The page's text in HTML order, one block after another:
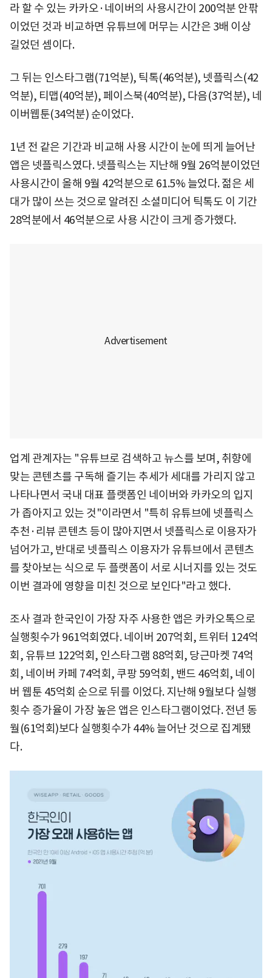
라 할 수 있는 카카오·네이버의 사용시간이 200억분 안팎
이었던 것과 비교하면 유튜브에 머무는 시간은 3배 이상
길었던 셈이다.
그 뒤는 인스타그램(71억분), 틱톡(46억분), 넷플릭스(42
억분), 티맵(40억분), 페이스북(40억분), 다음(37억분), 네
이버웹툰(34억분) 순이었다.
1년 전 같은 기간과 비교해 사용 시간이 눈에 띄게 늘어난
앱은 넷플릭스였다. 넷플릭스는 지난해 9월 26억분이었던
사용시간이 올해 9월 42억분으로 61.5% 늘었다. 젊은 세
대가 많이 쓰는 것으로 알려진 소셜미디어 틱톡도 이 기간
28억분에서 46억분으로 사용 시간이 크게 증가했다.
업계 관계자는 "유튜브로 검색하고 뉴스를 보며, 취향에
맞는 콘텐츠를 구독해 즐기는 추세가 세대를 가리지 않고
나타나면서 국내 대표 플랫폼인 네이버와 카카오의 입지
가 좁아지고 있는 것"이라면서 "특히 유튜브에 넷플릭스
추천·리뷰 콘텐츠 등이 많아지면서 넷플릭스로 이용자가
넘어가고, 반대로 넷플릭스 이용자가 유튜브에서 콘텐츠
를 찾아보는 식으로 두 플랫폼이 서로 시너지를 있는 것도
이번 결과에 영향을 미친 것으로 보인다"라고 했다.
조사 결과 한국인이 가장 자주 사용한 앱은 카카오톡으로
실행횟수가 961억회였다. 네이버 207억회, 트위터 124억
회, 유튜브 122억회, 인스타그램 88억회, 당근마켓 74억
회, 네이버 카페 74억회, 쿠팡 59억회, 밴드 46억회, 네이
버 웹툰 45억회 순으로 뒤를 이었다. 지난해 9월보다 실행
횟수 증가율이 가장 높은 앱은 인스타그램이었다. 전년 동
월(61억회)보다 실행횟수가 44% 늘어난 것으로 집계됐
다.